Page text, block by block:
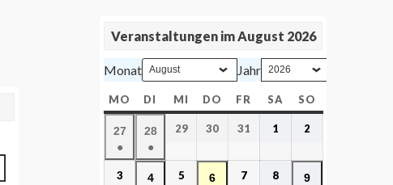
Veranstaltungen im August 2026
Monat Jahr
MO DI MI DO FR SA SO
27
●
28
●
29 30 31 1 2
3
4
5
6
7 8
9